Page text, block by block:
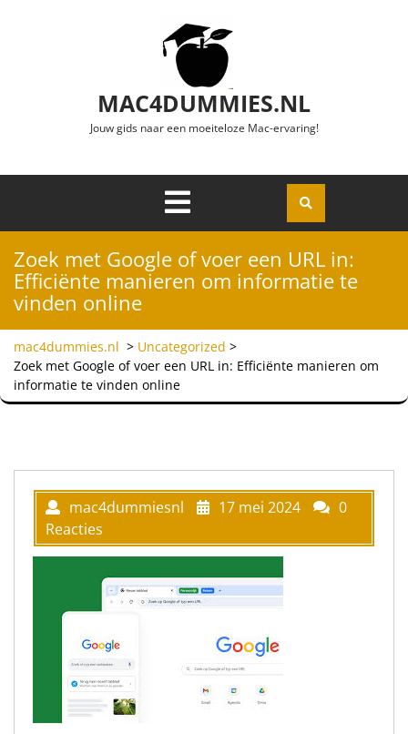
MAC4DUMMIES.NL
Jouw gids naar een moeiteloze Mac-ervaring!
Openen
Zoek met Google of voer een URL in:
Efficiënte manieren om informatie te
vinden online
mac4dummies.nl > Uncategorized >
Zoek met Google of voer een URL in: Efficiënte manieren om
informatie te vinden online
mac4dummiesnl 17 mei 2024
0
Reacties